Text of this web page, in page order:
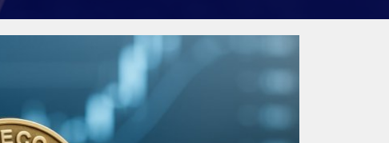
تلفن
بدون پیش شماره
کانال تلگرام